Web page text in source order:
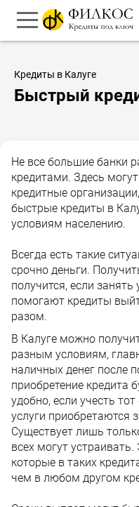
Кредиты в Калуге
Быстрый
Не все большие банки
кредитами. Здесь
кредитные
быстрые кредиты в
условиям населению.
Всегда есть такие
срочно деньги.
получится, если
помогают кредиты
разом.
В Калуге можно
разным условиям,
наличных денег после
приобретение кредита
удобно, если учесть
услуги приобретаются
Существует лишь
всех могут
которые в таких
чем в любом другом